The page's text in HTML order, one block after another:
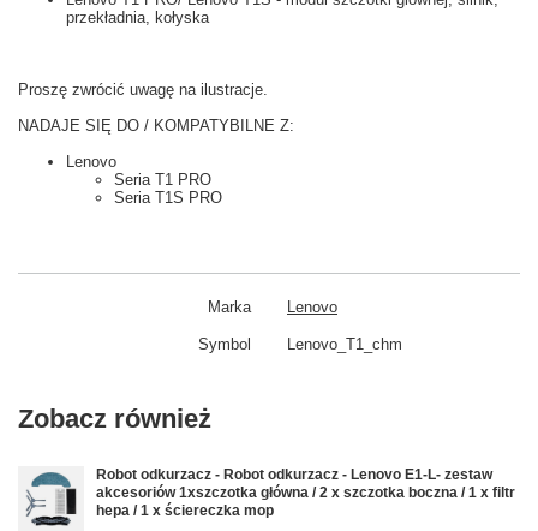
przekładnia, kołyska
Proszę zwrócić uwagę na ilustracje.
NADAJE SIĘ DO / KOMPATYBILNE Z:
Lenovo
Seria T1 PRO
Seria T1S PRO
Marka Lenovo
Symbol Lenovo_T1_chm
Zobacz również
Robot odkurzacz - Robot odkurzacz - Lenovo E1-L- zestaw
akcesoriów 1xszczotka główna / 2 x szczotka boczna / 1 x filtr
hepa / 1 x ściereczka mop